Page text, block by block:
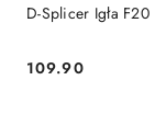
D-Splicer Igła F20
Cena:
109.90